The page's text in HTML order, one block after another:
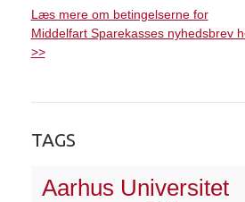
Læs mere om betingelserne for
Middelfart Sparekasses nyhedsbrev
>>
TAGS
Aarhus Universitet